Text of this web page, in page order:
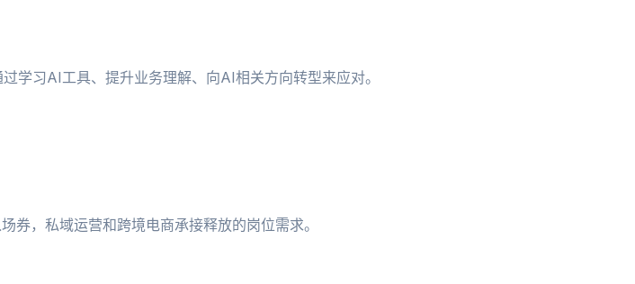
学习AI工具、提升业务理解、向AI相关方向转型来应对。
券，私域运营和跨境电商承接释放的岗位需求。